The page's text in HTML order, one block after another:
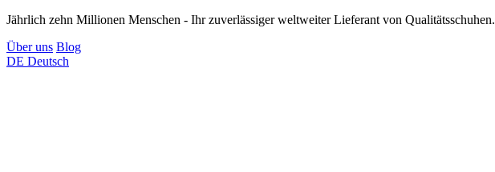
Jährlich zehn Millionen Menschen - Ihr zuverlässiger weltweiter Lieferant von Qualitätsschuhen.
Über uns Blog
DE Deutsch